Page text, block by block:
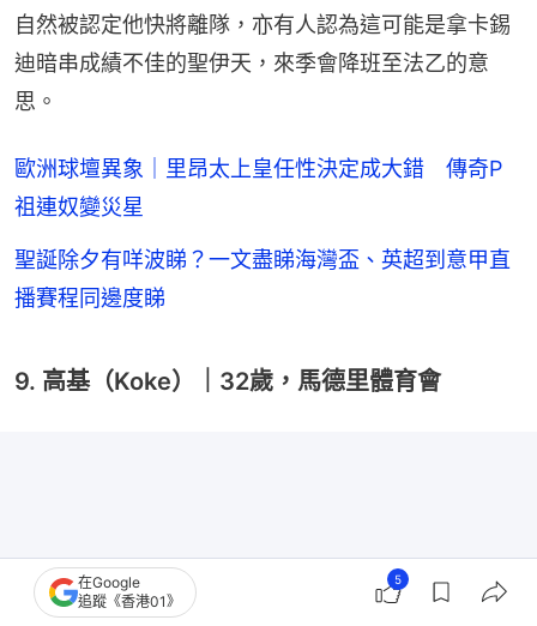
自然被認定他快將離隊，亦有人認為這可能是拿卡錫
迪暗串成績不佳的聖伊天，來季會降班至法乙的意
思。
歐洲球壇異象｜里昂太上皇任性決定成大錯 傳奇P
祖連奴變災星
聖誕除夕有咩波睇？一文盡睇海灣盃、英超到意甲直
播賽程同邊度睇
9. 高基（Koke）｜32歲，馬德里體育會
在Google
追蹤《香港01》
5